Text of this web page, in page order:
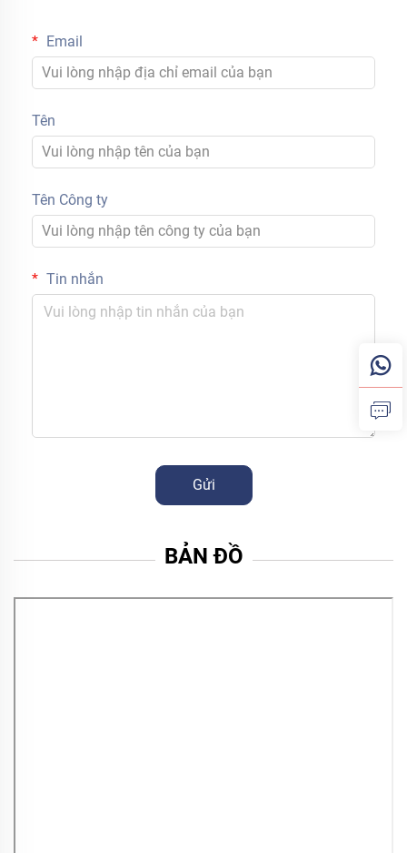
Email
Tên
Tên Công ty
Tin nhắn
Gửi
BẢN ĐỒ